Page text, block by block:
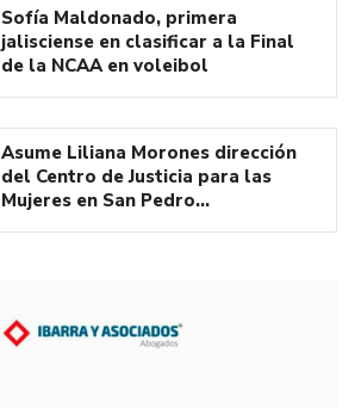
Sofía Maldonado, primera
jalisciense en clasificar a la Final
de la NCAA en voleibol
Asume Liliana Morones dirección
del Centro de Justicia para las
Mujeres en San Pedro…